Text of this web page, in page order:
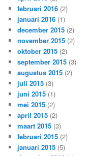
februari 2016 (2)
januari 2016 (1)
december 2015 (2)
november 2015 (2)
oktober 2015 (2)
september 2015 (3)
augustus 2015 (2)
juli 2015 (3)
juni 2015 (1)
mei 2015 (2)
april 2015 (2)
maart 2015 (3)
februari 2015 (2)
januari 2015 (5)